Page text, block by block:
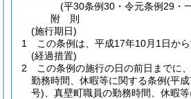
(平30条例30・令元条例29・
附 則
(施行期日)
1
この条例は、平成17年10月1日から
(経過措置)
2
この条例の施行の日の前日までに
勤務時間、休暇等に関する条例(平
号) 、真壁町職員の勤務時間、休暇